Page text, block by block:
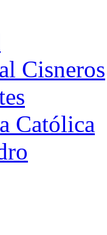
Cisneros
Católica